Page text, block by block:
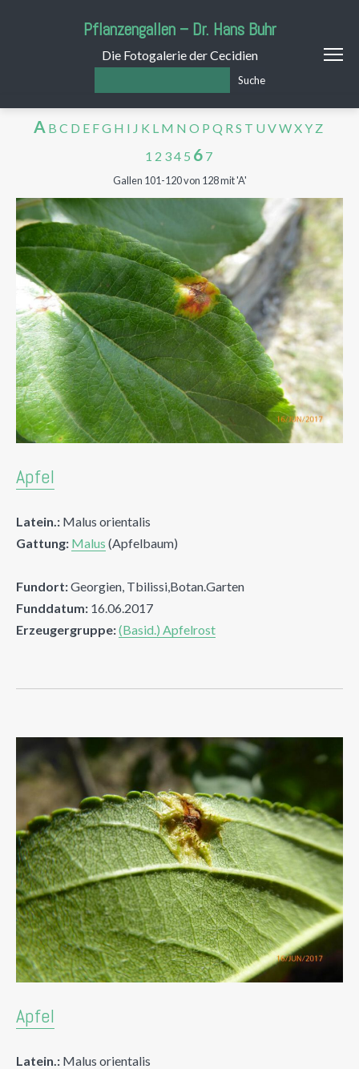
Pflanzengallen – Dr. Hans Buhr
Die Fotogalerie der Cecidien
Suche
A B C D E FG H I J K L M N O P Q R S T U VWXY Z
1 2 34 5 6 7
Gallen 101-120 von 128 mit 'A'
Apfel
Latein.: Malus orientalis
Gattung: Malus (Apfelbaum)
Fundort:Georgien, Tbilissi,Botan.Garten
Funddatum: 16.06.2017
Erzeugergruppe:(Basid.) Apfelrost
Apfel
Latein.: Malus orientalis